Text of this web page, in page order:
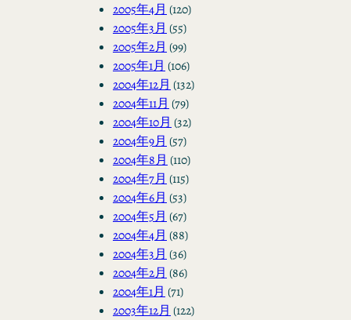
2005年4月 (120)
2005年3月 (55)
2005年2月 (99)
2005年1月 (106)
2004年12月 (132)
2004年11月 (79)
2004年10月 (32)
2004年9月 (57)
2004年8月 (110)
2004年7月 (115)
2004年6月 (53)
2004年5月 (67)
2004年4月 (88)
2004年3月 (36)
2004年2月 (86)
2004年1月 (71)
2003年12月 (122)